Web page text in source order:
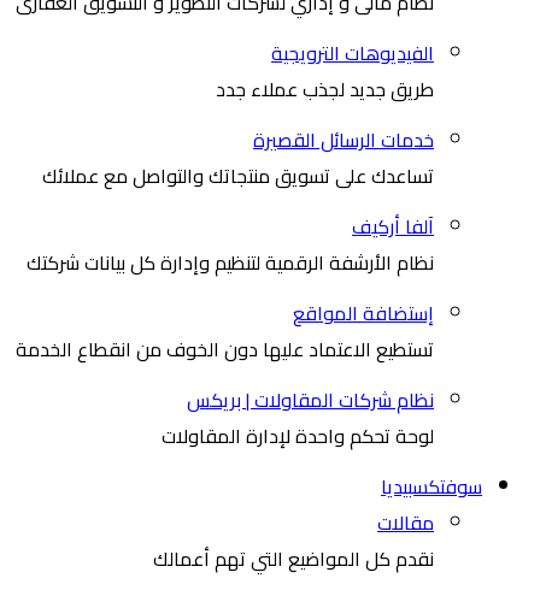
الفيديوهات الترويجية
طريق جديد لجذب عملاء جدد
خدمات الرسائل القصيرة
تساعدك على تسويق منتجاتك والتواصل مع عملائك
آلفا أركيف
نظام الأرشفة الرقمية لتنظيم وإدارة كل بيانات شركتك
إستضافة المواقع
تستطيع الاعتماد عليها دون الخوف من انقطاع الخدمة
نظام شركات المقاولات | بريكس
لوحة تحكم واحدة لإدارة المقاولات
سوفتكسبيديا
مقالات
نقدم كل المواضيع التي تهم أعمالك